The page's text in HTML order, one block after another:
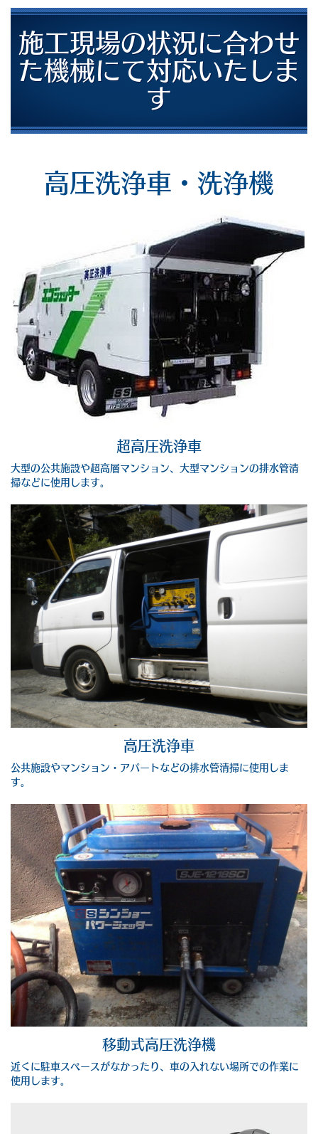
施工現場の状況に合わせ
た機械にて対応いたしま
す
高圧洗浄車・洗浄機
超高圧洗浄車
大型の公共施設や超高層マンション、大型マンションの排水管清
掃などに使用します。
高圧洗浄車
公共施設やマンション・アパートなどの排水管清掃に使用しま
す。
移動式高圧洗浄機
近くに駐車スペースがなかったり、車の入れない場所での作業に
使用します。